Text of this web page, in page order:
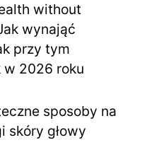
without
wynająć
przy tym
w 2026 roku
sposoby na
skóry głowy